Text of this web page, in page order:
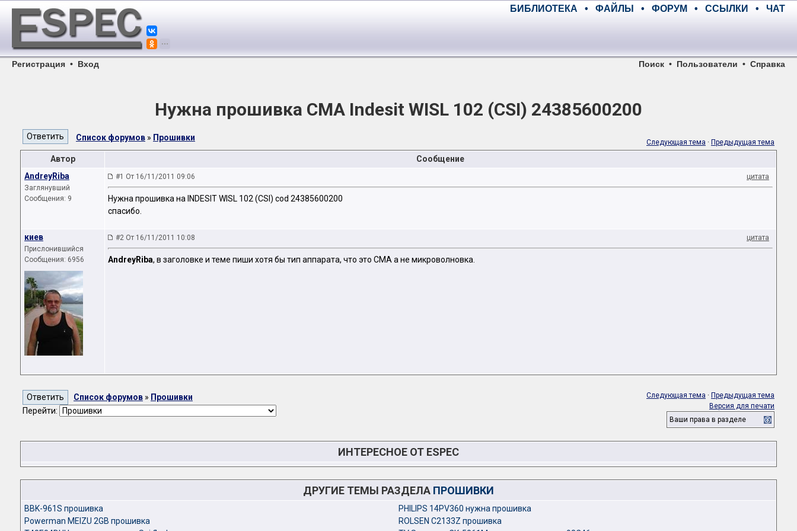
БИБЛИОТЕКА • ФАЙЛЫ • ФОРУМ • ССЫЛКИ • ЧАТ
Регистрация • Вход Поиск • Пользователи • Справка
Нужна прошивка СМА Indesit WISL 102 (CSI) 24385600200
Список форумов » Прошивки Следующая тема · Предыдущая тема
Автор
Сообщение
AndreyRiba
Заглянувший
Сообщения: 9
#1 От 16/11/2011 09:06 цитата
Нужна прошивка на INDESIT WISL 102 (CSI) cod 24385600200
спасибо.
киев
Прислонившийся
Сообщения: 6956
#2 От 16/11/2011 10:08 цитата
AndreyRiba, в заголовке и теме пиши хотя бы тип аппарата, что это СМА а не микроволновка.
Список форумов » Прошивки
Перейти:
Следующая тема · Предыдущая тема
Версия для печати
Ваши права в разделе
ИНТЕРЕСНОЕ ОТ ESPEC
ДРУГИЕ ТЕМЫ РАЗДЕЛА ПРОШИВКИ
BBK-961S прошивка
PHILIPS 14PV360 нужна прошивка
Powerman MEIZU 2GB прошивка
ROLSEN C2133Z прошивка